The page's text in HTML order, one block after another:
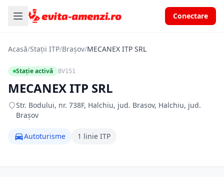
Conectare
Acasă/Stații ITP/Brașov/MECANEX ITP SRL
Stație activă BV151
MECANEX ITP SRL
Str. Bodului, nr. 738F, Halchiu, jud. Brasov, Halchiu, jud.
Brașov
Autoturisme 1 linie ITP